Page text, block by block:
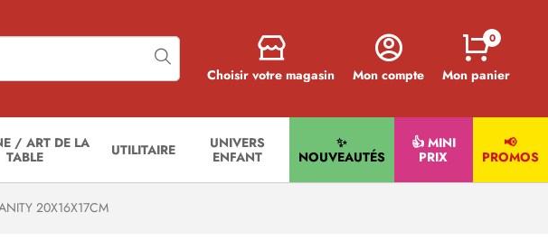
Choisir votre magasin Mon compte Mon panier
0
/ ART DE LA
TABLE
UTILITAIRE
UNIVERS
ENFANT
✨
NOUVEAUTÉS
👍 MINI
PRIX
📢
PROMOS
20X16X17CM